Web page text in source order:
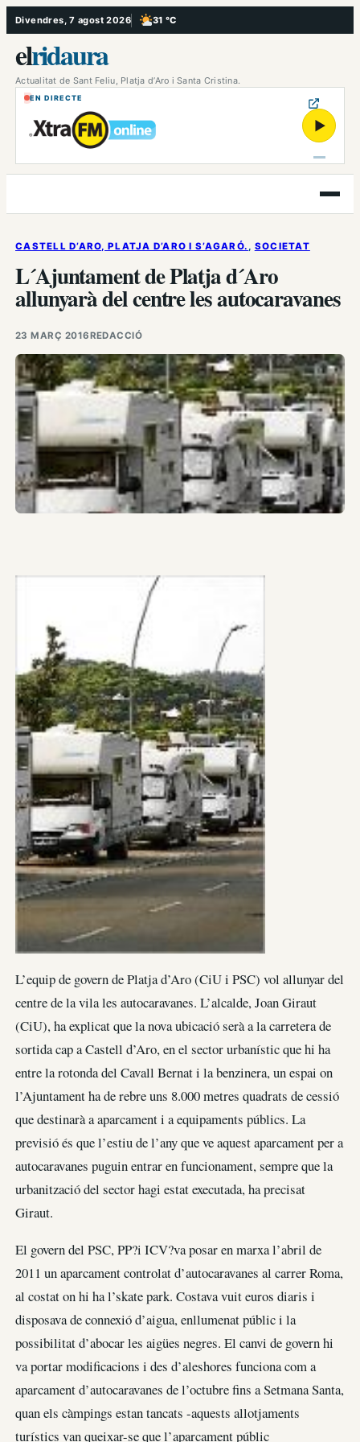
Vés
al
contingut
Divendres, 7 agost 2026 31 °C
, Poc ennuvolat
elridaura
Actualitat de Sant Feliu, Platja d’Aro i Santa Cristina.
EN DIRECTE
▶
Obre
el
CASTELL D’ARO, PLATJA D’ARO I S’AGARÓ. , SOCIETAT
L´Ajuntament de Platja d´Aro
allunyarà del centre les autocaravanes
23 MARÇ 2016REDACCIÓ
L’equip de govern de Platja d’Aro (CiU i PSC) vol allunyar del
centre de la vila les autocaravanes. L’alcalde, Joan Giraut
(CiU), ha explicat que la nova ubicació serà a la carretera de
sortida cap a Castell d’Aro, en el sector urbanístic que hi ha
entre la rotonda del Cavall Bernat i la benzinera, un espai on
l’Ajuntament ha de rebre uns 8.000 metres quadrats de cessió
que destinarà a aparcament i a equipaments públics. La
previsió és que l’estiu de l’any que ve aquest aparcament per a
autocaravanes puguin entrar en funcionament, sempre que la
urbanització del sector hagi estat executada, ha precisat
Giraut.
El govern del PSC, PP?i ICV?va posar en marxa l’abril de
2011 un aparcament controlat d’autocaravanes al carrer Roma,
al costat on hi ha l’skate park. Costava vuit euros diaris i
disposava de connexió d’aigua, enllumenat públic i la
possibilitat d’abocar les aigües negres. El canvi de govern hi
va portar modificacions i des d’aleshores funciona com a
aparcament d’autocaravanes de l’octubre fins a Setmana Santa,
quan els càmpings estan tancats -aquests allotjaments
turístics van queixar-se que l’aparcament públic